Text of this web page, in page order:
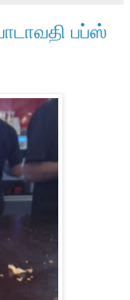
பப்ஸ்